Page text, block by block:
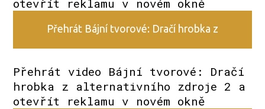
otevřít reklamu v novém okně
Přehrát Bájní tvorové: Dračí hrobka z
Přehrát video Bájní tvorové: Dračí
hrobka z alternativního zdroje 2 a
otevřít reklamu v novém okně